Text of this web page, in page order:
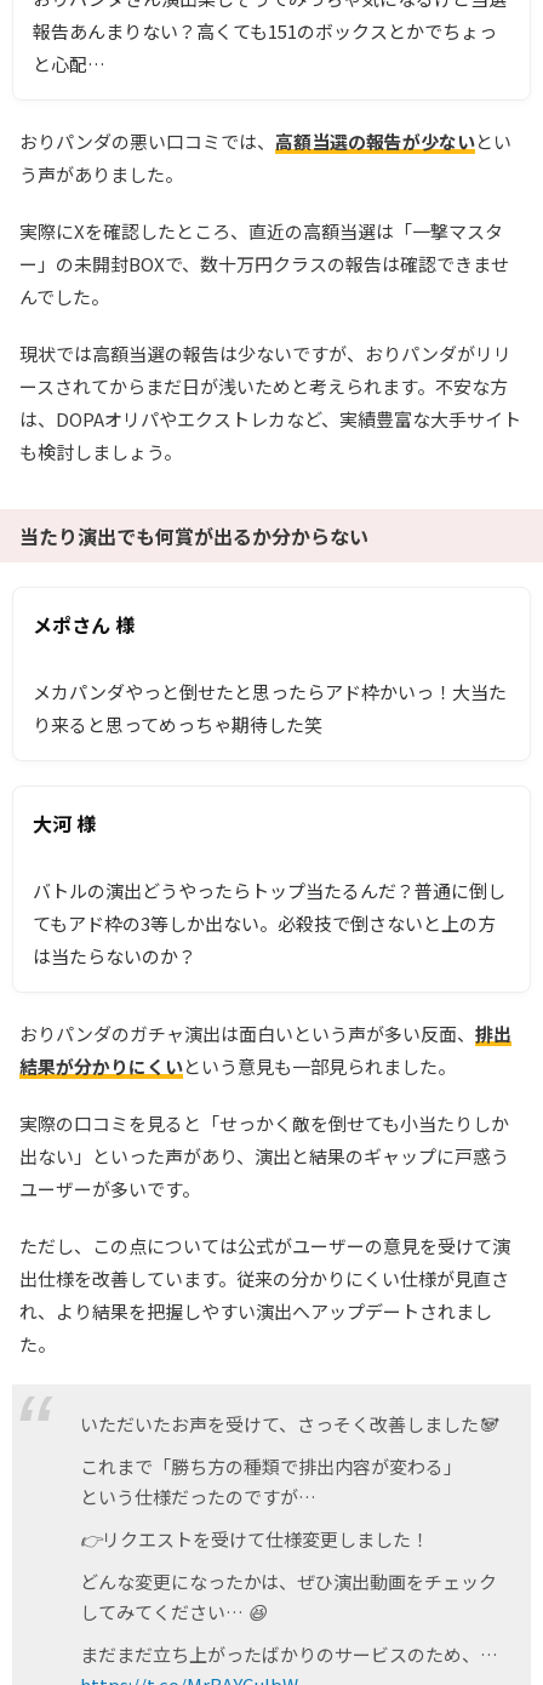
報告あんまりない？高くても151のボックスとかでちょっ
と心配…
おりパンダの悪い口コミでは、 高額当選の報告が少ないとい
う声がありました。
実際にXを確認したところ、直近の高額当選は「一撃マスタ
ー」の未開封BOXで、数十万円クラスの報告は確認できませ
んでした。
現状では高額当選の報告は少ないですが、おりパンダがリリ
ースされてからまだ日が浅いためと考えられます。不安な方
は、DOPAオリパやエクストレカなど、実績豊富な大手サイト
も検討しましょう。
当たり演出でも何賞が出るか分からない
メポさん 様
メカパンダやっと倒せたと思ったらアド枠かいっ！大当た
り来ると思ってめっちゃ期待した笑
大河 様
バトルの演出どうやったらトップ当たるんだ？普通に倒し
てもアド枠の3等しか出ない。必殺技で倒さないと上の方
は当たらないのか？
おりパンダのガチャ演出は面白いという声が多い反面、 排出
結果が分かりにくいという意見も一部見られました。
実際の口コミを見ると「せっかく敵を倒せても小当たりしか
出ない」といった声があり、演出と結果のギャップに戸惑う
ユーザーが多いです。
ただし、この点については公式がユーザーの意見を受けて演
出仕様を改善しています。従来の分かりにくい仕様が見直さ
れ、より結果を把握しやすい演出へアップデートされまし
た。
いただいたお声を受けて、さっそく改善しました🐼
これまで「勝ち方の種類で排出内容が変わる」
という仕様だったのですが…
👉リクエストを受けて仕様変更しました！
どんな変更になったかは、ぜひ演出動画をチェック
してみてください… 😆
まだまだ立ち上がったばかりのサービスのため、…